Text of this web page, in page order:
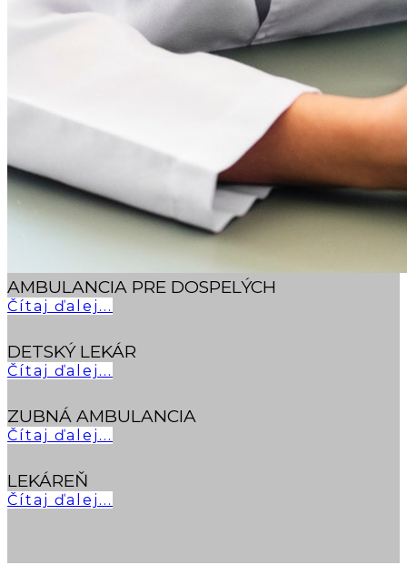
AMBULANCIA PRE DOSPELÝCH
Čítaj ďalej...
DETSKÝ LEKÁR
Čítaj ďalej...
ZUBNÁ AMBULANCIA
Čítaj ďalej...
LEKÁREŇ
Čítaj ďalej...